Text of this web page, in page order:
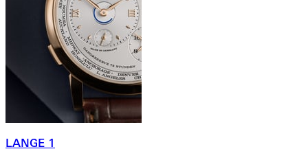
LANGE 1